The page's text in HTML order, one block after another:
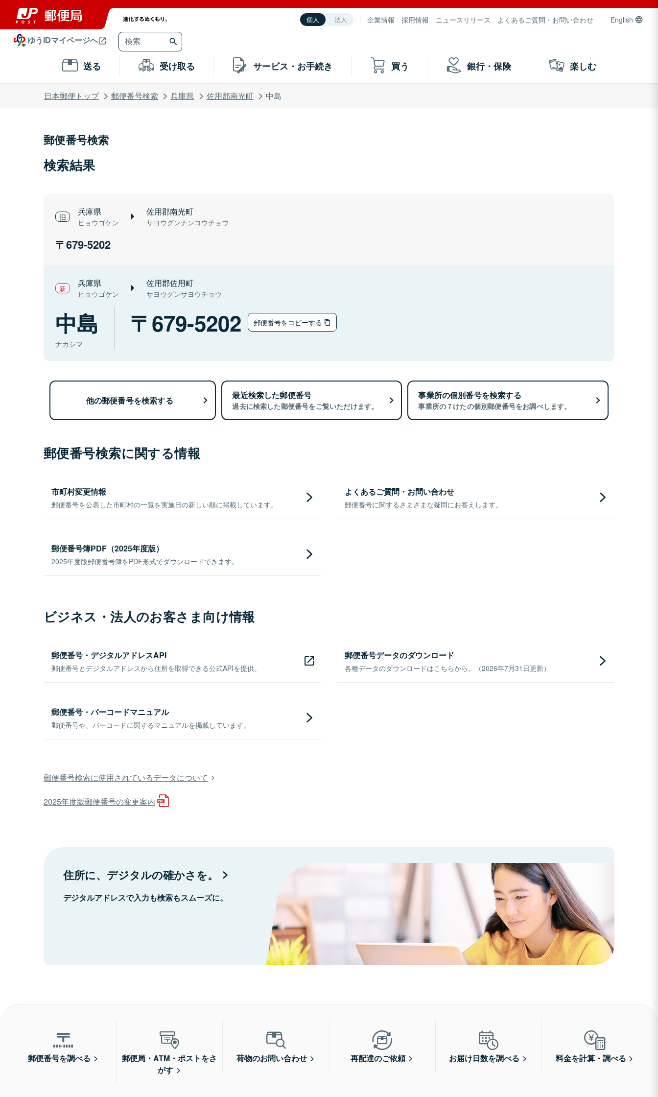
個人 法人 企業情報 採用情報 ニュースリリース よくあるご質問・お問い合わせ English
ゆうIDマイページへ
送る 受け取る サービス・お手続き 買う 銀行・保険 楽しむ
日本郵便トップ 郵便番号検索 兵庫県 佐用郡南光町 中島
郵便番号検索
検索結果
兵庫県
ヒョウゴケン
佐用郡南光町
サヨウグンナンコウチョウ
679-5202
兵庫県
ヒョウゴケン
佐用郡佐用町
サヨウグンサヨウチョウ
中島
ナカシマ
679-5202 郵便番号をコピーする
他の郵便番号を検索する 最近検索した郵便番号
過去に検索した郵便番号をご覧いただけます。
事業所の個別番号を検索する
事業所の７けたの個別郵便番号をお調べします。
郵便番号検索に関する情報
市町村変更情報
郵便番号を公表した市町村の一覧を実施日の新しい順に掲載しています。
よくあるご質問・お問い合わせ
郵便番号に関するさまざまな疑問にお答えします。
郵便番号簿PDF（2025年度版）
2025年度版郵便番号簿をPDF形式でダウンロードできます。
ビジネス・法人のお客さま向け情報
郵便番号・デジタルアドレスAPI
郵便番号とデジタルアドレスから住所を取得できる公式APIを提供。
郵便番号データのダウンロード
各種データのダウンロードはこちらから。（2026年7月31日更新）
郵便番号・バーコードマニュアル
郵便番号や、バーコードに関するマニュアルを掲載しています。
郵便番号検索に使用されているデータについて
2025年度版郵便番号の変更案内
住所に、デジタルの確かさを。
デジタルアドレスで入力も検索もスムーズに。
郵便番号を調べる
郵便局・ATM・ポストをさ
がす
荷物のお問い合わせ 再配達のご依頼 お届け日数を調べる 料金を計算・調べる